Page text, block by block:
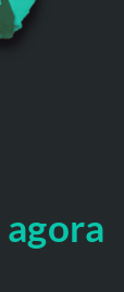
agora